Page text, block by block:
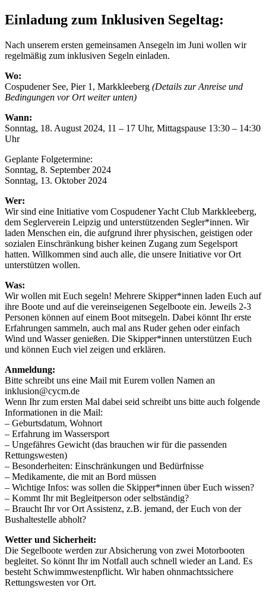
Einladung zum Inklusiven Segeltag:
Nach unserem ersten gemeinsamen Ansegeln im Juni wollen wir
regelmäßig zum inklusiven Segeln einladen.
Wo:
Cospudener See, Pier 1, Markkleeberg (Details zur Anreise und
Bedingungen vor Ort weiter unten)
Wann:
Sonntag, 18. August 2024, 11 – 17 Uhr, Mittagspause 13:30 – 14:30
Uhr
Geplante Folgetermine:
Sonntag, 8. September 2024
Sonntag, 13. Oktober 2024
Wer:
Wir sind eine Initiative vom Cospudener Yacht Club Markkleeberg,
dem Seglerverein Leipzig und unterstützenden Segler*innen. Wir
laden Menschen ein, die aufgrund ihrer physischen, geistigen oder
sozialen Einschränkung bisher keinen Zugang zum Segelsport
hatten. Willkommen sind auch alle, die unsere Initiative vor Ort
unterstützen wollen.
Was:
Wir wollen mit Euch segeln! Mehrere Skipper*innen laden Euch auf
ihre Boote und auf die vereinseigenen Segelboote ein. Jeweils 2-3
Personen können auf einem Boot mitsegeln. Dabei könnt Ihr erste
Erfahrungen sammeln, auch mal ans Ruder gehen oder einfach
Wind und Wasser genießen. Die Skipper*innen unterstützen Euch
und können Euch viel zeigen und erklären.
Anmeldung:
Bitte schreibt uns eine Mail mit Eurem vollen Namen an
inklusion@cycm.de
Wenn Ihr zum ersten Mal dabei seid schreibt uns bitte auch folgende
Informationen in die Mail:
– Geburtsdatum, Wohnort
– Erfahrung im Wassersport
– Ungefähres Gewicht (das brauchen wir für die passenden
Rettungswesten)
– Besonderheiten: Einschränkungen und Bedürfnisse
– Medikamente, die mit an Bord müssen
– Wichtige Infos: was sollen die Skipper*innen über Euch wissen?
– Kommt Ihr mit Begleitperson oder selbständig?
– Braucht Ihr vor Ort Assistenz, z.B. jemand, der Euch von der
Bushaltestelle abholt?
Wetter und Sicherheit:
Die Segelboote werden zur Absicherung von zwei Motorbooten
begleitet. So könnt Ihr im Notfall auch schnell wieder an Land. Es
besteht Schwimmwestenpflicht. Wir haben ohnmachtssichere
Rettungswesten vor Ort.